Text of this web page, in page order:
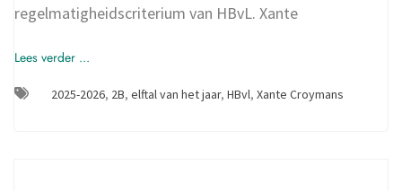
regelmatigheidscriterium van HBvL. Xante
Lees verder ...
2025-2026, 2B, elftal van het jaar, HBvl, Xante Croymans